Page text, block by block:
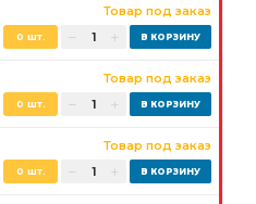
Товар под заказ
0 шт.
Товар под заказ
0 шт.
Товар под заказ
0 шт.